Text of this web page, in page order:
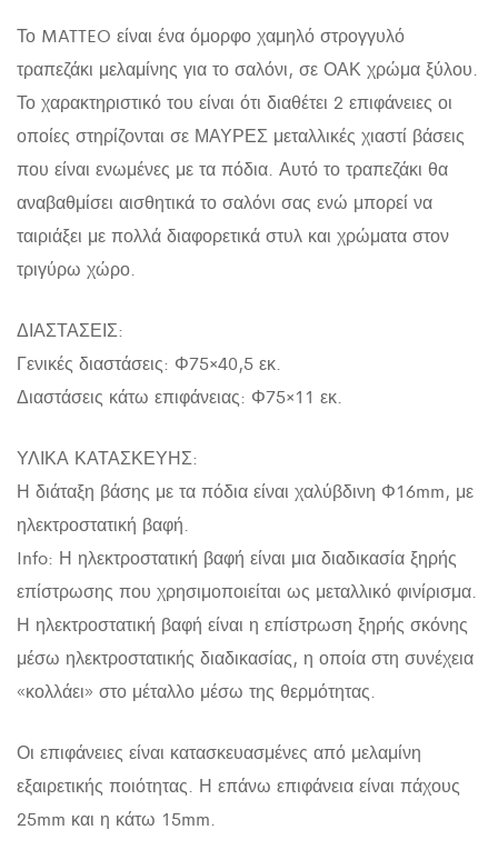
Το MATTEO είναι ένα όμορφο χαμηλό στρογγυλό
τραπεζάκι μελαμίνης για το σαλόνι, σε ΟΑΚ χρώμα ξύλου.
Το χαρακτηριστικό του είναι ότι διαθέτει 2 επιφάνειες οι
οποίες στηρίζονται σε ΜΑΥΡΕΣ μεταλλικές χιαστί βάσεις
που είναι ενωμένες με τα πόδια. Αυτό το τραπεζάκι θα
αναβαθμίσει αισθητικά το σαλόνι σας ενώ μπορεί να
ταιριάξει με πολλά διαφορετικά στυλ και χρώματα στον
τριγύρω χώρο.
ΔΙΑΣΤΑΣΕΙΣ:
Γενικές διαστάσεις: Φ75×40,5 εκ.
Διαστάσεις κάτω επιφάνειας: Φ75×11 εκ.
ΥΛΙΚΑ ΚΑΤΑΣΚΕΥΗΣ:
Η διάταξη βάσης με τα πόδια είναι χαλύβδινη Φ16mm, με
ηλεκτροστατική βαφή.
Info: Η ηλεκτροστατική βαφή είναι μια διαδικασία ξηρής
επίστρωσης που χρησιμοποιείται ως μεταλλικό φινίρισμα.
Η ηλεκτροστατική βαφή είναι η επίστρωση ξηρής σκόνης
μέσω ηλεκτροστατικής διαδικασίας, η οποία στη συνέχεια
«κολλάει» στο μέταλλο μέσω της θερμότητας.
Οι επιφάνειες είναι κατασκευασμένες από μελαμίνη
εξαιρετικής ποιότητας. Η επάνω επιφάνεια είναι πάχους
25mm και η κάτω 15mm.